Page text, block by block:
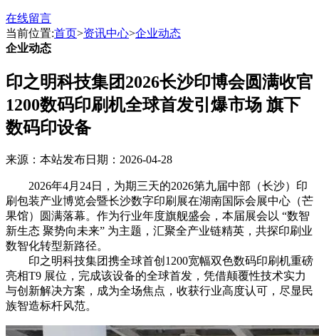
在线留言
当前位置:首页>资讯中心>企业动态
企业动态
印之明科技集团2026长沙印博会圆满收官
1200数码印刷机全球首发引爆市场 旗下
数码印设备
来源：本站发布日期：2026-04-28
2026年4月24日，为期三天的2026第九届中部（长沙）印
刷包装产业博览会暨长沙数字印刷展在湖南国际会展中心（芒
果馆）圆满落幕。作为行业年度旗舰盛会，本届展会以 “数智
新生态 聚势向未来” 为主题，汇聚全产业链精英，共探印刷业
数智化转型新路径。
印之明科技集团携全球首创1200宽幅双色数码印刷机重磅
亮相T9 展位，完成该设备的全球首发，凭借颠覆性技术实力
与创新解决方案，成为全场焦点，收获行业高度认可，尽显民
族智造标杆风范。